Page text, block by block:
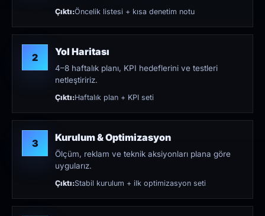
Çıktı:Öncelik listesi + kısa denetim notu
2 Yol Haritası
4–8 haftalık planı, KPI hedeflerini ve testleri
netleştiririz.
Çıktı:Haftalık plan + KPI seti
3 Kurulum & Optimizasyon
Ölçüm, reklam ve teknik aksiyonları plana göre
uygularız.
Çıktı:Stabil kurulum + ilk optimizasyon seti